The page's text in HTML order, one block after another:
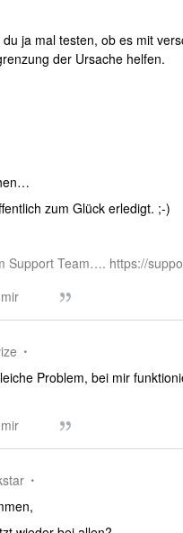
du ja mal testen, ob es mit
der Ursache helfen.
zum Glück erledigt. ;-)
Support Team…. https://
Problem, bei mir